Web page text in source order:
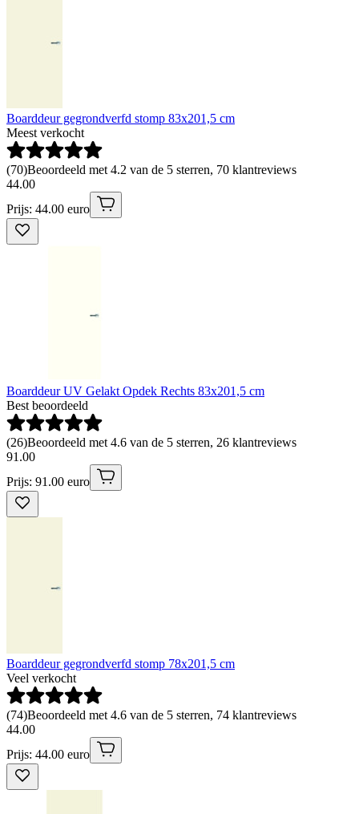
Boarddeur gegrondverfd stomp 83x201,5 cm
Meest verkocht
(70)Beoordeeld met 4.2 van de 5 sterren, 70 klantreviews
44.00
Prijs: 44.00 euro
Boarddeur UV Gelakt Opdek Rechts 83x201,5 cm
Best beoordeeld
(26)Beoordeeld met 4.6 van de 5 sterren, 26 klantreviews
91 .00
Prijs: 91.00 euro
Boarddeur gegrondverfd stomp 78x201,5 cm
Veel verkocht
(74)Beoordeeld met 4.6 van de 5 sterren, 74 klantreviews
44.00
Prijs: 44.00 euro